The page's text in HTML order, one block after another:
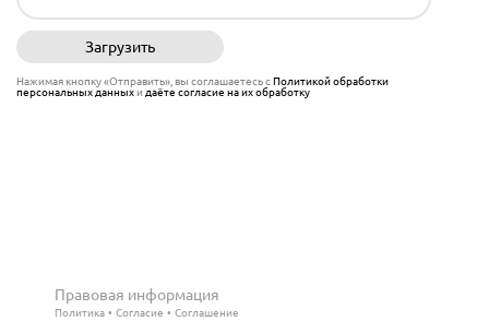
Загрузить
Нажимая кнопку «Отправить», вы соглашаетесь сПолитикой обработки
персональных данныхи даёте согласие на их обработку
Правовая информация
Политика Согласие Соглашение